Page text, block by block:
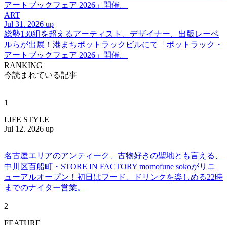
アートブックフェア 2026」開催。
ART
Jul 31. 2026 up
総勢130組を超えるアーティスト、デザイナー、出版レーベ
ルらが出展！港まちポットラックビルにて「ポットラック・
アートブックフェア 2026」開催。
RANKING
今読まれている記事
1
LIFE STYLE
Jul 12. 2026 up
名古屋エリアのアンティーク、古物好きの聖地とも言える、
中川区百船町・STORE IN FACTORY momofune sokoがリニ
ューアルオープン！初日はフード、ドリンクを楽しめる22時
までのナイター営業。
2